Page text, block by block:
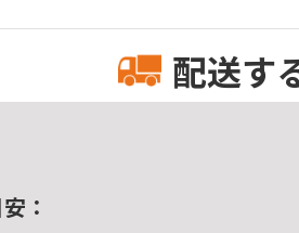
配送す
：